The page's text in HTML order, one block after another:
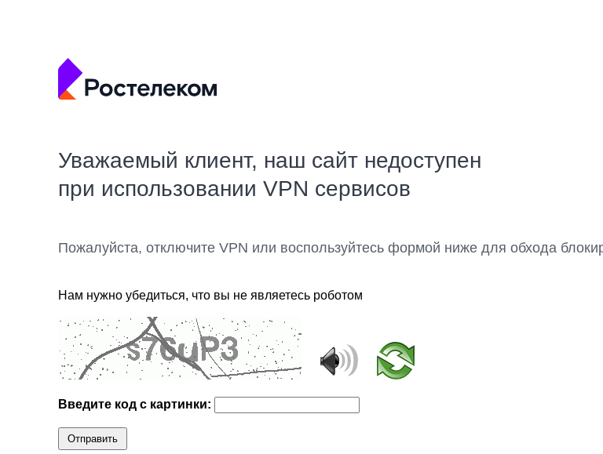
Уважаемый клиент, наш сайт недоступен
при использовании VPN сервисов
Пожалуйста, отключите VPN или воспользуйтесь формой ниже для обхода
Нам нужно убедиться, что вы не являетесь роботом
Введите код с картинки:
Отправить